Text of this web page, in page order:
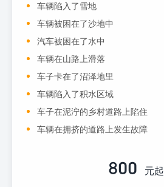
车辆陷入了雪地
车辆被困在了沙地中
汽车被困在了水中
车辆在山路上滑落
车子卡在了沼泽地里
车辆陷入了积水区域
车子在泥泞的乡村道路上陷住
车辆在拥挤的道路上发生故障
800 元起